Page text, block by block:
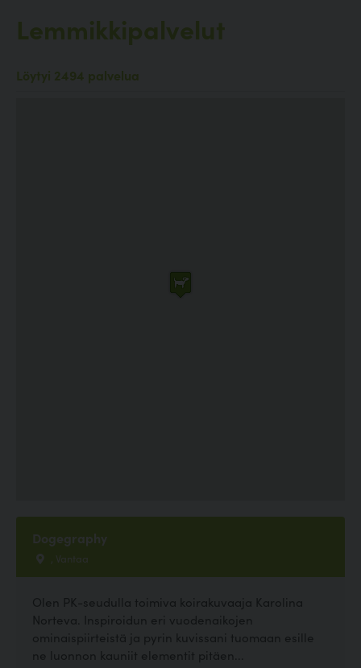
Lemmikkipalvelut
Löytyi 2494 palvelua
Dogegraphy
, Vantaa
Olen PK-seudulla toimiva koirakuvaaja Karolina
Norteva. Inspiroidun eri vuodenaikojen
ominaispiirteistä ja pyrin kuvissani tuomaan esille
ne luonnon kauniit elementit pitäen...